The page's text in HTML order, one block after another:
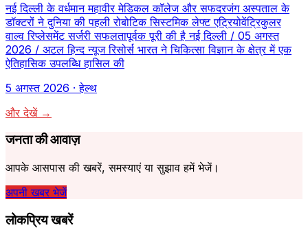
नई दिल्ली के वर्धमान महावीर मेडिकल कॉलेज और सफदरजंग अस्पताल के
डॉक्टरों ने दुनिया की पहली रोबोटिक सिस्टमिक लेफ्ट एट्रियोवेंट्रिकुलर
वाल्व रिप्लेसमेंट सर्जरी सफलतापूर्वक पूरी की है नई दिल्ली / 05 अगस्त
2026 / अटल हिन्द न्यूज रिसोर्स भारत ने चिकित्सा विज्ञान के क्षेत्र में एक
ऐतिहासिक उपलब्धि हासिल की
5 अगस्त 2026 · हेल्थ
और देखें →
जनता की आवाज़
आपके आसपास की खबरें, समस्याएं या सुझाव हमें भेजें।
अपनी खबर भेजें
लोकप्रिय खबरें